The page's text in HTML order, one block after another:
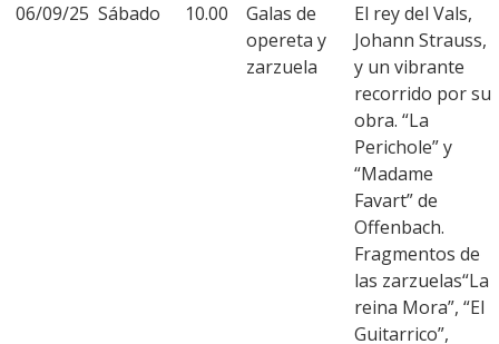
06/09/25 Sábado 10.00
Galas de
opereta y
zarzuela
El rey del Vals,
Johann Strauss,
y un vibrante
recorrido por su
obra. “La
Perichole” y
“Madame
Favart” de
Offenbach.
Fragmentos de
las zarzuelas“La
reina Mora”, “El
Guitarrico”,